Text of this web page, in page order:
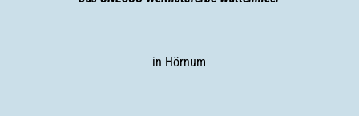
in Hörnum